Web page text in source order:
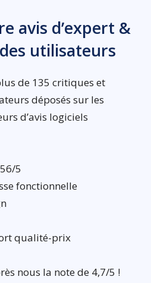
avis d’expert &
utilisateurs
de 135 critiques et
déposés sur les
d’avis logiciels
5
fonctionnelle
qualité-prix
nous la note de 4,7/5 !